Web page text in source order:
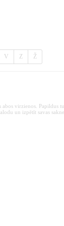
V Z Ž
virzienos. Papildus
un izpētīt savas